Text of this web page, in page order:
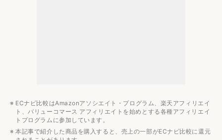
ECナビ比較はAmazonアソシエイト・プログラム、楽天アフィリエイ
ト、バリューコマース アフィリエイトを始めとする各種アフィリエイ
トプログラムに参加しています。
本記事で紹介した商品を購入すると、売上の一部がECナビ比較に還元